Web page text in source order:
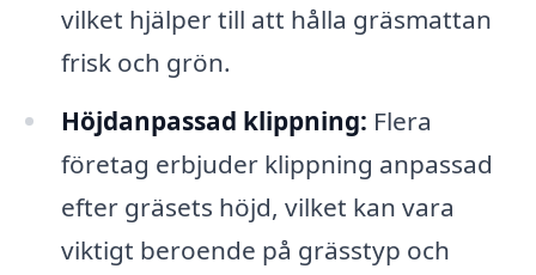
vilket hjälper till att hålla gräsmattan
frisk och grön.
Höjdanpassad klippning: Flera
företag erbjuder klippning anpassad
efter gräsets höjd, vilket kan vara
viktigt beroende på grässtyp och